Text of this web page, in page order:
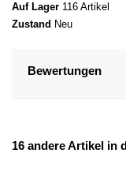
Auf Lager 116 Artikel
Zustand Neu
Bewertungen
16 andere Artikel in